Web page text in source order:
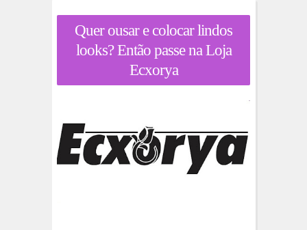
Quer ousar e colocar lindos
looks? Então passe na Loja
Ecxorya